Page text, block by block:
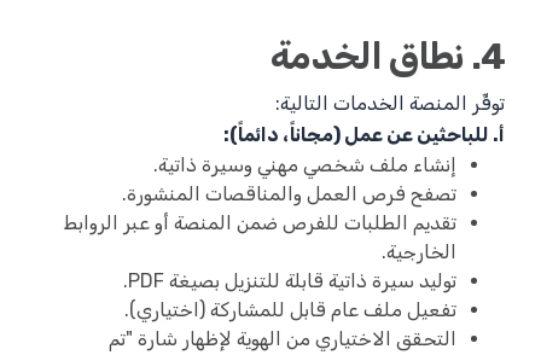
4. نطاق الخدمة
توفِّر المنصة الخدمات التالية:
أ. للباحثين عن عمل (مجاناً، دائماً):
إنشاء ملف شخصي مهني وسيرة ذاتية.
تصفح فرص العمل والمناقصات المنشورة.
تقديم الطلبات للفرص ضمن المنصة أو عبر الروابط
الخارجية.
توليد سيرة ذاتية قابلة للتنزيل بصيغة PDF.
تفعيل ملف عام قابل للمشاركة (اختياري).
التحقق الاختياري من الهوية لإظهار شارة "تم